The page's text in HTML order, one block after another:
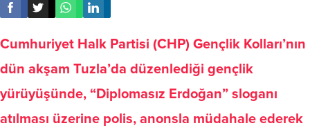
Cumhuriyet Halk Partisi (CHP) Gençlik Kolları’nın
dün akşam Tuzla’da düzenlediği gençlik
yürüyüşünde, “Diplomasız Erdoğan” sloganı
atılması üzerine polis, anonsla müdahale ederek